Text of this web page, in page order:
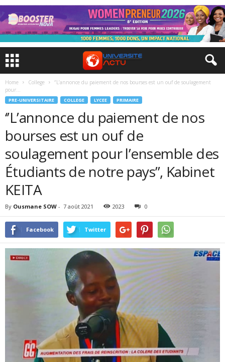
Home College
‘’L’annonce du paiement de nos bourses est un ouf de soulagement
pour...
PRE-UNIVERSITAIRE COLLEGE LYCEE PRIMAIRE
‘’L’annonce du paiement de nos
bourses est un ouf de
soulagement pour l’ensemble des
Étudiants de notre pays’’, Kabinet
KEITA
By Ousmane SOW - 7 août 2021 2023 0
Facebook Twitter